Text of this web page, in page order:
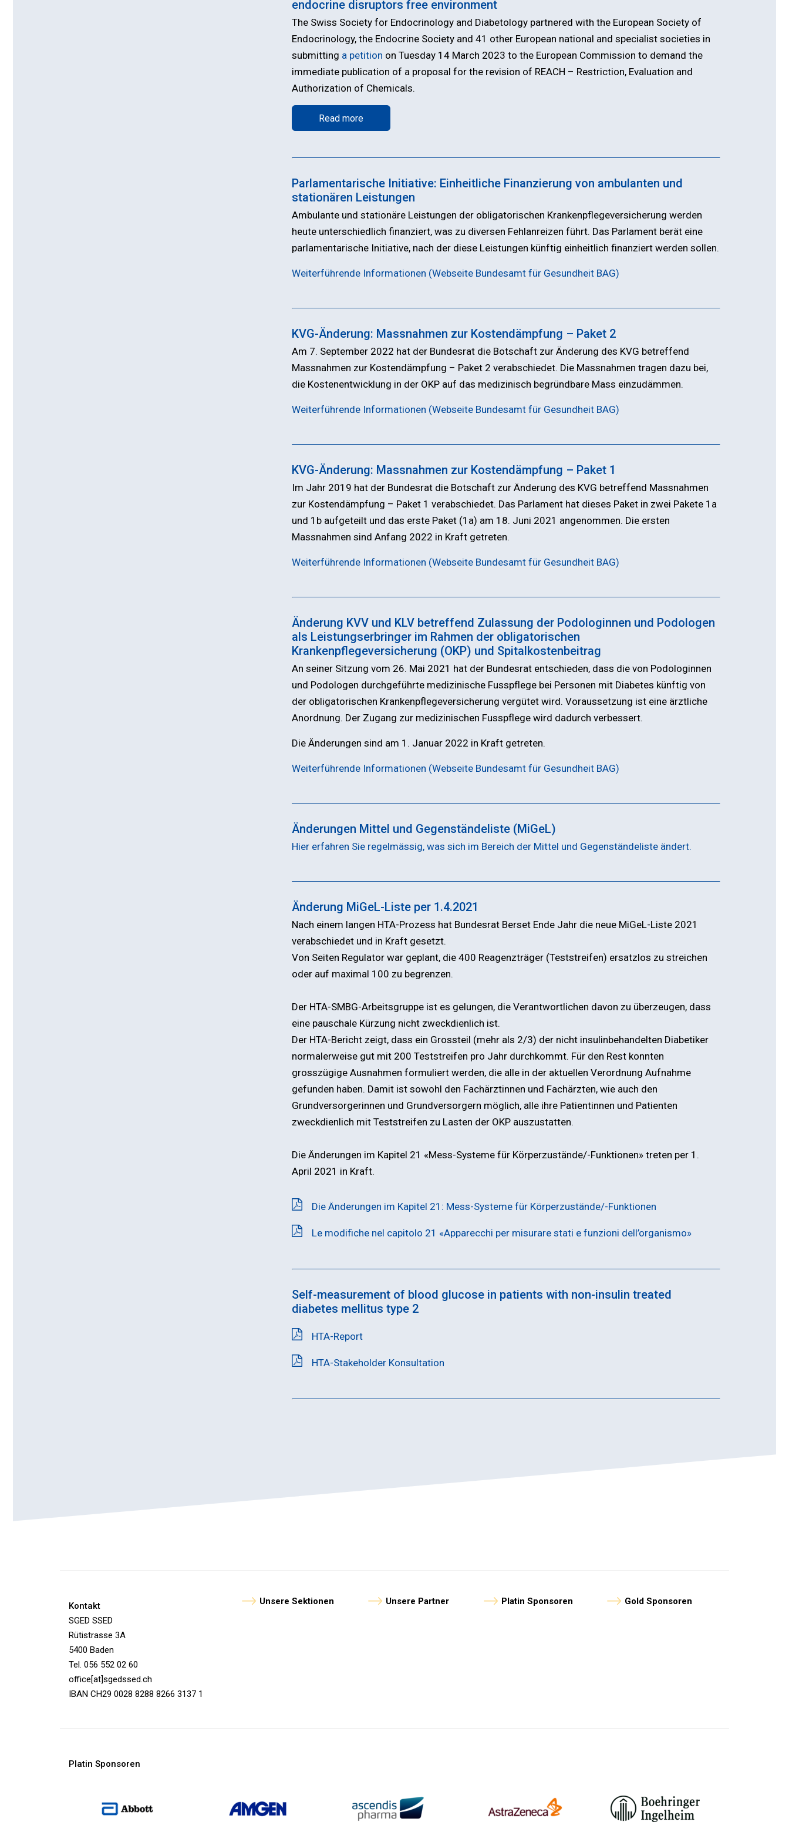
Hausärzt:innen
endocrine disruptors free environment
The Swiss Society for Endocrinology and Diabetology partnered with the European Society of
Endocrinology, the Endocrine Society and 41 other European national and specialist societies in
submitting a petition on Tuesday 14 March 2023 to the European Commission to demand the
immediate publication of a proposal for the revision of REACH – Restriction, Evaluation and
Authorization of Chemicals.
Read more
Parlamentarische Initiative: Einheitliche Finanzierung von ambulanten und
stationären Leistungen
Ambulante und stationäre Leistungen der obligatorischen Krankenpflegeversicherung werden
heute unterschiedlich finanziert, was zu diversen Fehlanreizen führt. Das Parlament berät eine
parlamentarische Initiative, nach der diese Leistungen künftig einheitlich finanziert werden sollen.
Weiterführende Informationen (Webseite Bundesamt für Gesundheit BAG)
KVG-Änderung: Massnahmen zur Kostendämpfung – Paket 2
Am 7. September 2022 hat der Bundesrat die Botschaft zur Änderung des KVG betreffend
Massnahmen zur Kostendämpfung – Paket 2 verabschiedet. Die Massnahmen tragen dazu bei,
die Kostenentwicklung in der OKP auf das medizinisch begründbare Mass einzudämmen.
Weiterführende Informationen (Webseite Bundesamt für Gesundheit BAG)
KVG-Änderung: Massnahmen zur Kostendämpfung – Paket 1
Im Jahr 2019 hat der Bundesrat die Botschaft zur Änderung des KVG betreffend Massnahmen
zur Kostendämpfung – Paket 1 verabschiedet. Das Parlament hat dieses Paket in zwei Pakete 1a
und 1b aufgeteilt und das erste Paket (1a) am 18. Juni 2021 angenommen. Die ersten
Massnahmen sind Anfang 2022 in Kraft getreten.
Weiterführende Informationen (Webseite Bundesamt für Gesundheit BAG)
Änderung KVV und KLV betreffend Zulassung der Podologinnen und Podologen
als Leistungserbringer im Rahmen der obligatorischen
Krankenpflegeversicherung (OKP) und Spitalkostenbeitrag
An seiner Sitzung vom 26. Mai 2021 hat der Bundesrat entschieden, dass die von Podologinnen
und Podologen durchgeführte medizinische Fusspflege bei Personen mit Diabetes künftig von
der obligatorischen Krankenpflegeversicherung vergütet wird. Voraussetzung ist eine ärztliche
Anordnung. Der Zugang zur medizinischen Fusspflege wird dadurch verbessert.
Die Änderungen sind am 1. Januar 2022 in Kraft getreten.
Weiterführende Informationen (Webseite Bundesamt für Gesundheit BAG)
Änderungen Mittel und Gegenständeliste (MiGeL)
Hier erfahren Sie regelmässig, was sich im Bereich der Mittel und Gegenständeliste ändert.
Änderung MiGeL-Liste per 1.4.2021
Nach einem langen HTA-Prozess hat Bundesrat Berset Ende Jahr die neue MiGeL-Liste 2021
verabschiedet und in Kraft gesetzt.
Von Seiten Regulator war geplant, die 400 Reagenzträger (Teststreifen) ersatzlos zu streichen
oder auf maximal 100 zu begrenzen.
Der HTA-SMBG-Arbeitsgruppe ist es gelungen, die Verantwortlichen davon zu überzeugen, dass
eine pauschale Kürzung nicht zweckdienlich ist.
Der HTA-Bericht zeigt, dass ein Grossteil (mehr als 2/3) der nicht insulinbehandelten Diabetiker
normalerweise gut mit 200 Teststreifen pro Jahr durchkommt. Für den Rest konnten
grosszügige Ausnahmen formuliert werden, die alle in der aktuellen Verordnung Aufnahme
gefunden haben. Damit ist sowohl den Fachärztinnen und Fachärzten, wie auch den
Grundversorgerinnen und Grundversorgern möglich, alle ihre Patientinnen und Patienten
zweckdienlich mit Teststreifen zu Lasten der OKP auszustatten.
Die Änderungen im Kapitel 21 «Mess-Systeme für Körperzustände/-Funktionen» treten per 1.
April 2021 in Kraft.
Die Änderungen im Kapitel 21: Mess-Systeme für Körperzustände/-Funktionen
Le modifiche nel capitolo 21 «Apparecchi per misurare stati e funzioni dell’organismo»
Self-measurement of blood glucose in patients with non-insulin treated
diabetes mellitus type 2
HTA-Report
HTA-Stakeholder Konsultation
Kontakt
SGED SSED
Rütistrasse 3A
5400 Baden
Tel. 056 552 02 60
office[at]sgedssed.ch
IBAN CH29 0028 8288 8266 3137 1
Unsere Sektionen Unsere Partner Platin Sponsoren Gold Sponsoren
Platin Sponsoren